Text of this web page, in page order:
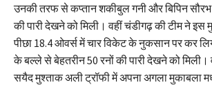
उनकी तरफ से कप्तान शकीबुल गनी और बिपिन
की पारी देखने को मिली। वहीं चंडीगढ़ की टीम ने इस
पीछा 18.4 ओवर्स में चार विकेट के नुकसान पर कर
के बल्ले से बेहतरीन 50 रनों की पारी देखने को मिली।
सयैद मुश्ताक अली ट्रॉफी में अपना अगला मुकाबला